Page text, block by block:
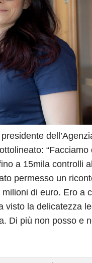
“Facciamo
a 15mila controlli
permesso un
di euro. Ero a
visto la delicatezza
Di più non posso e